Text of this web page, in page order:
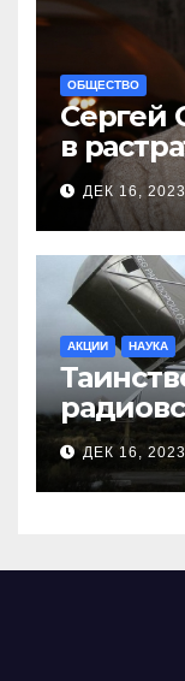
ОБЩЕСТВО
Сергей
в
меня
ДЕК 16, 2023
АКЦИИ НАУКА
ДЕК 16, 2023